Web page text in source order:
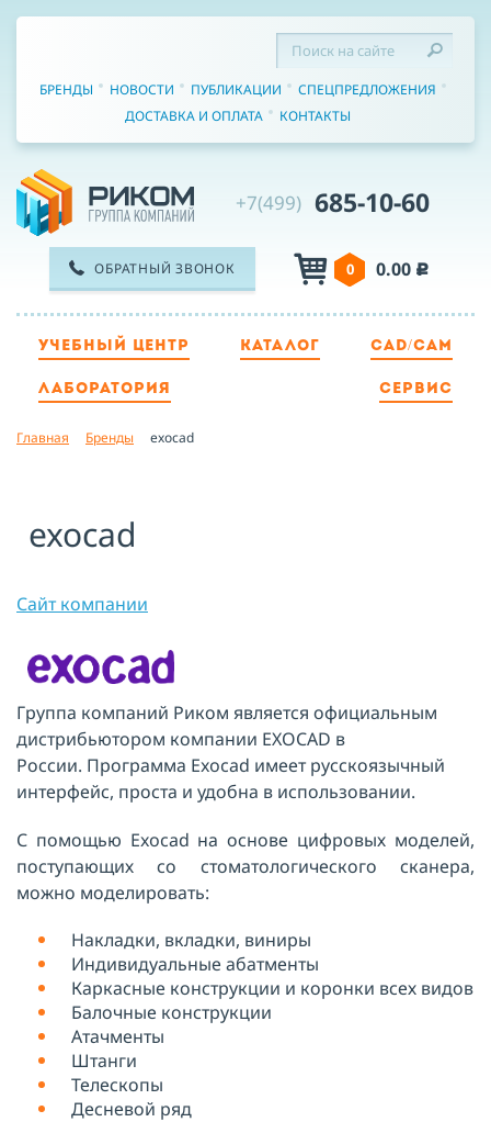
БРЕНДЫ НОВОСТИ ПУБЛИКАЦИИ
СПЕЦПРЕДЛОЖЕНИЯ
ДОСТАВКА И ОПЛАТА
КОНТАКТЫ
+7(499) 685-10-60
ОБРАТНЫЙ ЗВОНОК 0 0.00 c
УЧЕБНЫЙ ЦЕНТР КАТАЛОГ CAD/CAM
ЛАБОРАТОРИЯ СЕРВИС
Главная Бренды exocad
exocad
Сайт компании
Группа компаний Риком является официальным
дистрибьютором компании EXOCAD в
России. Программа Exocad имеет русскоязычный
интерфейс, проста и удобна в использовании.
С помощью Exocad на основе цифровых моделей,
поступающих со стоматологического сканера,
можно моделировать:
Накладки, вкладки, виниры
Индивидуальные абатменты
Каркасные конструкции и коронки всех видов
Балочные конструкции
Атачменты
Штанги
Телескопы
Десневой ряд